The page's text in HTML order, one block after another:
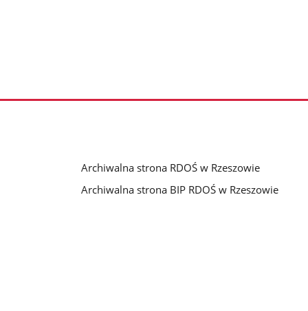
Archiwalna strona RDOŚ w Rzeszowie
Archiwalna strona BIP RDOŚ w Rzeszowie